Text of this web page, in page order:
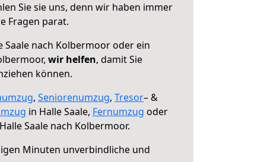
Sie sie uns, denn wir haben immer
Fragen parat.
Saale nach Kolbermoor oder ein
wir helfen, damit Sie
können.
, Seniorenumzug, Tresor– &
in Halle Saale, Fernumzug oder
Saale nach Kolbermoor.
Minuten unverbindliche und